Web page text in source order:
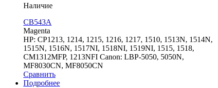
Наличие
CB543A
Magenta
HP: CP1213, 1214, 1215, 1216, 1217, 1510, 1513N, 1514N,
1515N, 1516N, 1517NI, 1518NI, 1519NI, 1515, 1518,
CM1312MFP, 1213NFI Canon: LBP-5050, 5050N,
MF8030CN, MF8050CN
Сравнить
Подробнее